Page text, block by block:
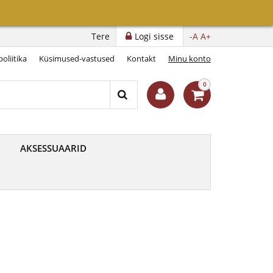
-A A+
Logi sisse
Tere
Küsimused-vastused Kontakt Minu konto
0
AKSESSUAARID